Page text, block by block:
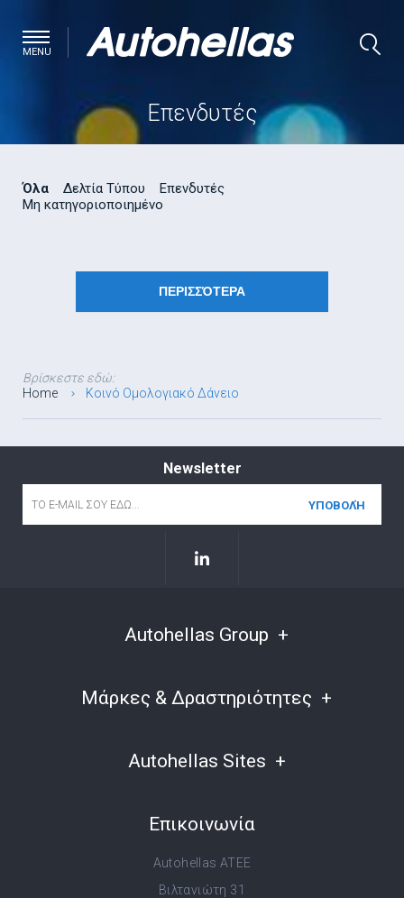
MENU
Επενδυτές
Όλα Δελτία Τύπου
Επενδυτές
Μη κατηγοριοποιημένο
ΠΕΡΙΣΣΌΤΕΡΑ
Βρίσκεστε εδώ:
Home
Κοινό Ομολογιακό Δάνειο
Newsletter
Autohellas Group
Μάρκες & Δραστηριότητες
Autohellas Sites
Επικοινωνία
Autohellas ATEE
Βιλτανιώτη 31